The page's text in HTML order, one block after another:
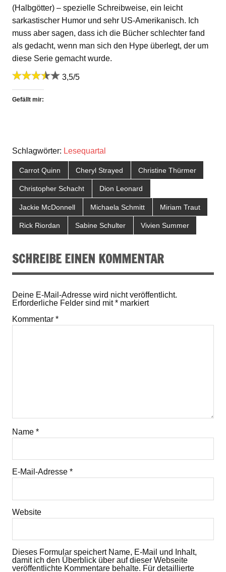
(Halbgötter) – spezielle Schreibweise, ein leicht
sarkastischer Humor und sehr US-Amerikanisch. Ich
muss aber sagen, dass ich die Bücher schlechter fand
als gedacht, wenn man sich den Hype überlegt, der um
diese Serie gemacht wurde.
3,5/5
Gefällt mir:
Schlagwörter: Lesequartal
Carrot Quinn Cheryl Strayed Christine Thürmer
Christopher Schacht Dion Leonard
Jackie McDonnell Michaela Schmitt Miriam Traut
Rick Riordan Sabine Schulter Vivien Summer
SCHREIBE EINEN KOMMENTAR
Deine E-Mail-Adresse wird nicht veröffentlicht.
Erforderliche Felder sind mit* markiert
Kommentar *
Name *
E-Mail-Adresse *
Website
Dieses Formular speichert Name, E-Mail und Inhalt,
damit ich den Überblick über auf dieser Webseite
veröffentlichte Kommentare behalte. Für detaillierte